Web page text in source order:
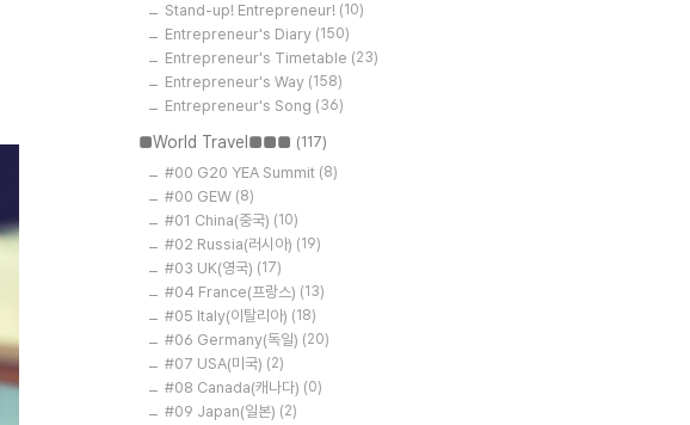
Stand-up! Entrepreneur! (10)
Entrepreneur's Diary (150)
Entrepreneur's Timetable (23)
Entrepreneur's Way (158)
Entrepreneur's Song (36)
■World Travel■■■ (117)
#00 G20 YEA Summit (8)
#00 GEW (8)
#01 China(중국) (10)
#02 Russia(러시아) (19)
#03 UK(영국) (17)
#04 France(프랑스) (13)
#05 Italy(이탈리아) (18)
#06 Germany(독일) (20)
#07 USA(미국) (2)
#08 Canada(캐나다) (0)
#09 Japan(일본) (2)